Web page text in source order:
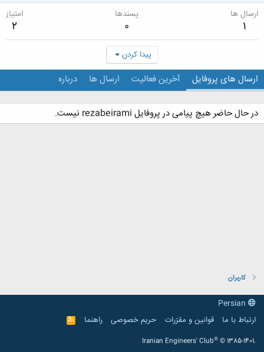
ارسال ها
1
پسندها
0
امتیاز
2
پیدا کردن
ارسال های پروفایل آخرین فعالیت ارسال ها درباره
در حال حاضر هیچ پیامی در پروفایل rezabeirami نیست.
کاربران
ارتباط با ما
قوانین و مقرّرات حریم خصوصی راهنما
R
S
Iranian Engineers' Club® © 1385-1401.